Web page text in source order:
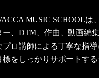
MUSIC SCHOOLは
ー、DTM、作曲、動画編
プロ講師による丁寧な指
標をしっかりサポートする